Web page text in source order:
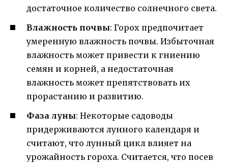
достаточное количество солнечного света.
Влажность почвы: Горох предпочитает
умеренную влажность почвы. Избыточная
влажность может привести к гниению
семян и корней, а недостаточная
влажность может препятствовать их
прорастанию и развитию.
Фаза луны: Некоторые садоводы
придерживаются лунного календаря и
считают, что лунный цикл влияет на
урожайность гороха. Считается, что посев